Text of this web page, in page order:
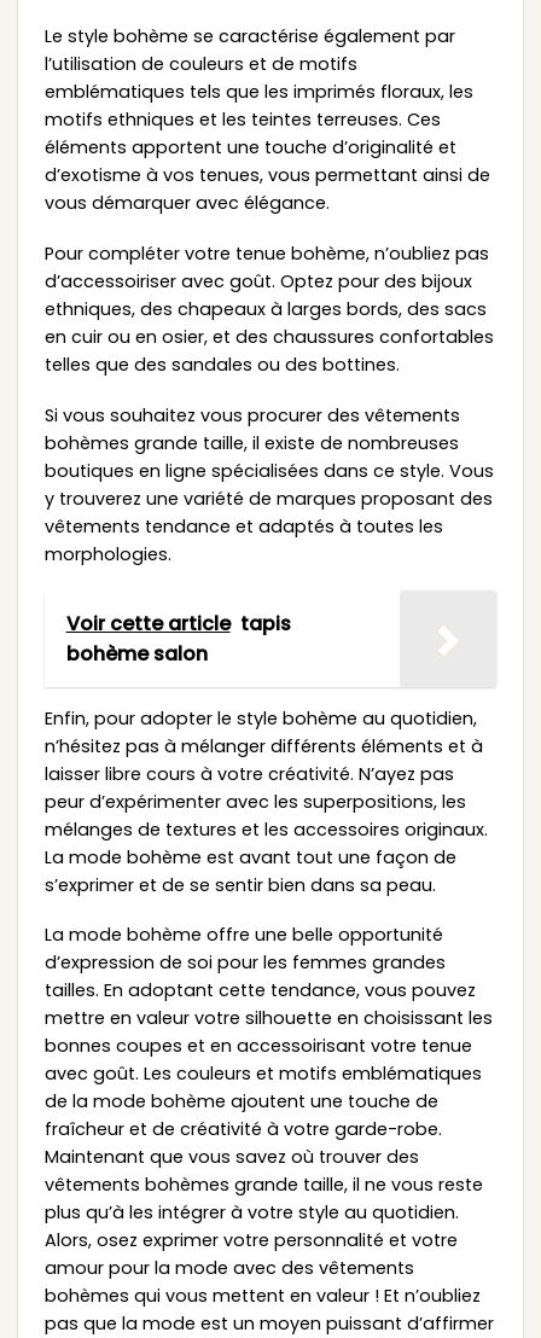
Le style bohème se caractérise également par
l’utilisation de couleurs et de motifs
emblématiques tels que les imprimés floraux, les
motifs ethniques et les teintes terreuses. Ces
éléments apportent une touche d’originalité et
d’exotisme à vos tenues, vous permettant ainsi de
vous démarquer avec élégance.
Pour compléter votre tenue bohème, n’oubliez pas
d’accessoiriser avec goût. Optez pour des bijoux
ethniques, des chapeaux à larges bords, des sacs
en cuir ou en osier, et des chaussures confortables
telles que des sandales ou des bottines.
Si vous souhaitez vous procurer des vêtements
bohèmes grande taille, il existe de nombreuses
boutiques en ligne spécialisées dans ce style. Vous
y trouverez une variété de marques proposant des
vêtements tendance et adaptés à toutes les
morphologies.
Voir cette article tapis
bohème salon
Enfin, pour adopter le style bohème au quotidien,
n’hésitez pas à mélanger différents éléments et à
laisser libre cours à votre créativité. N’ayez pas
peur d’expérimenter avec les superpositions, les
mélanges de textures et les accessoires originaux.
La mode bohème est avant tout une façon de
s’exprimer et de se sentir bien dans sa peau.
La mode bohème offre une belle opportunité
d’expression de soi pour les femmes grandes
tailles. En adoptant cette tendance, vous pouvez
mettre en valeur votre silhouette en choisissant les
bonnes coupes et en accessoirisant votre tenue
avec goût. Les couleurs et motifs emblématiques
de la mode bohème ajoutent une touche de
fraîcheur et de créativité à votre garde-robe.
Maintenant que vous savez où trouver des
vêtements bohèmes grande taille, il ne vous reste
plus qu’à les intégrer à votre style au quotidien.
Alors, osez exprimer votre personnalité et votre
amour pour la mode avec des vêtements
bohèmes qui vous mettent en valeur ! Et n’oubliez
pas que la mode est un moyen puissant d’affirmer